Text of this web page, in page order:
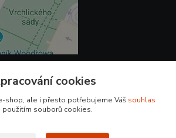
cookies
shop, ale i přesto potřebujeme Váš souhlas
použitím souborů cookies.